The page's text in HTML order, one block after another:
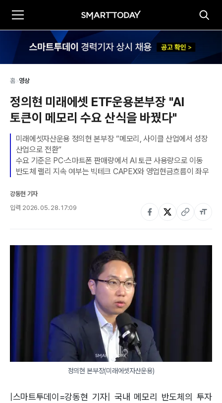
홈>영상
정의현 미래에셋 ETF운용본부장 "AI
토큰이 메모리 수요 산식을 바꿨다"
미래에셋자산운용 정의현 본부장 “메모리, 사이클 산업에서 성장
산업으로 전환”
수요 기준은 PC·스마트폰 판매량에서 AI 토큰 사용량으로 이동
반도체 랠리 지속 여부는 빅테크 CAPEX와 영업현금흐름이 좌우
강동현 기자
입력 2026. 05. 28. 17:09
정의현 본부장(미래에셋자산운용)
|스마트투데이=강동현 기자| 국내 메모리 반도체의 투자